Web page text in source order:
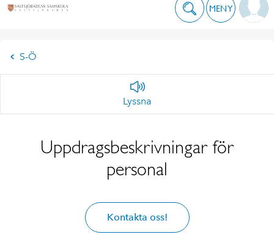
MENY
S-Ö
Lyssna
Uppdragsbeskrivningar för
personal
Kontakta oss!